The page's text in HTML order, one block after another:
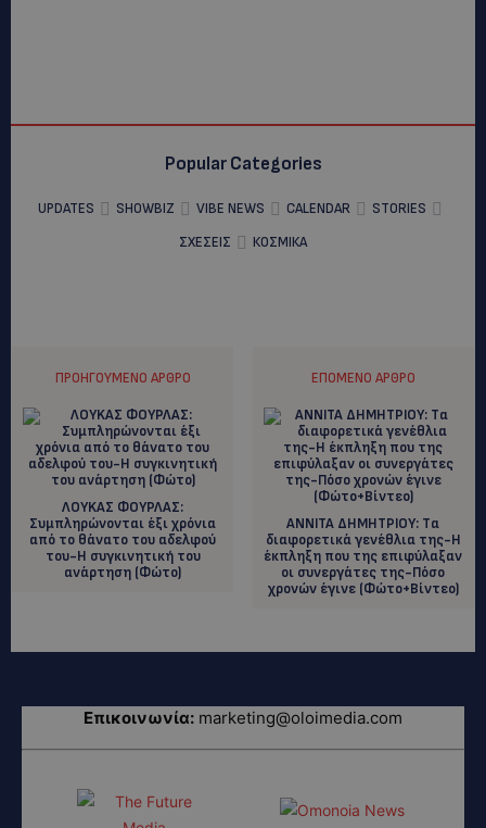
Popular Categories
UPDATES SHOWBIZ VIBE NEWS CALENDAR
STORIES
ΣΧΕΣΕΙΣ
ΚΟΣΜΙΚΑ
ΠΡΟΗΓΟΎΜΕΝΟ ΆΡΘΡΟ
ΛOYKAΣ ΦΟΥΡΛΑΣ:
Συμπληρώνονται έξι χρόνια
από το θάνατο του αδελφού
του-Η συγκινητική του
ανάρτηση (Φώτο)
ΕΠΌΜΕΝΟ ΆΡΘΡΟ
ΑΝΝΙΤΑ ΔΗΜΗΤΡΙΟΥ: Tα
διαφορετικά γενέθλια της-Η
έκπληξη που της επιφύλαξαν
οι συνεργάτες της-Πόσο
χρονών έγινε (Φώτο+Βίντεο)
Επικοινωνία: marketing@oloimedia.com